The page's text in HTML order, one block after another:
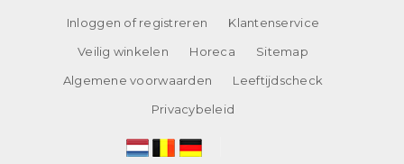
Inloggen of registreren
Klantenservice
Veilig winkelen
Horeca
Sitemap
Algemene voorwaarden
Leeftijdscheck
Privacybeleid